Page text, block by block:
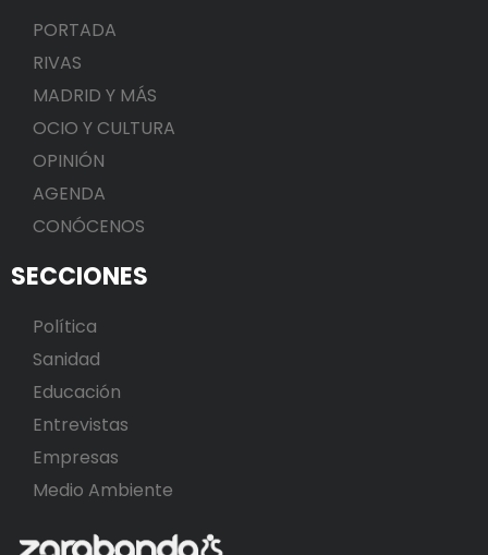
PORTADA
RIVAS
MADRID Y MÁS
OCIO Y CULTURA
OPINIÓN
AGENDA
CONÓCENOS
SECCIONES
Política
Sanidad
Educación
Entrevistas
Empresas
Medio Ambiente